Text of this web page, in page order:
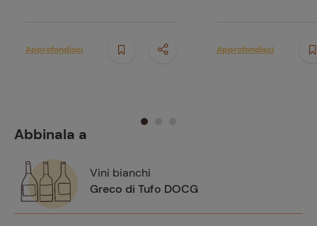
Approfondisci Approfondisci
Abbinala a
Vini bianchi
Greco di Tufo DOCG